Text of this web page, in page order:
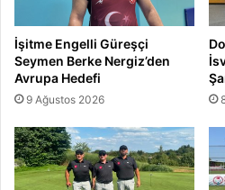
İşitme Engelli Güreşçi
Seymen Berke Nergiz’den
Avrupa Hedefi
9 Ağustos 2026